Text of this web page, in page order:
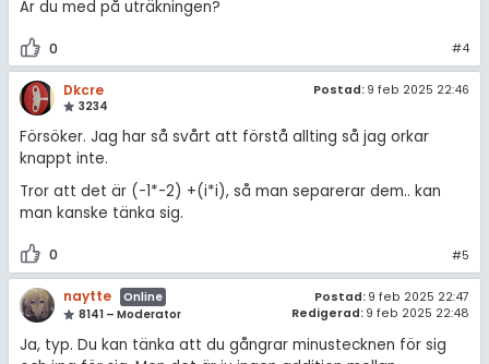
Är du med på uträkningen?
0 #4
Dkcre
3234
Postad: 9 feb 2025 22:46
Försöker. Jag har så svårt att förstå allting så jag orkar
knappt inte.
Tror att det är (-1*-2) +(i*i), så man separerar dem.. kan
man kanske tänka sig.
0 #5
naytte
Online
8141 – Moderator
Postad: 9 feb 2025 22:47
Redigerad: 9 feb 2025 22:48
Ja, typ. Du kan tänka att du gångrar minustecknen för sig
Cookie-inställningar